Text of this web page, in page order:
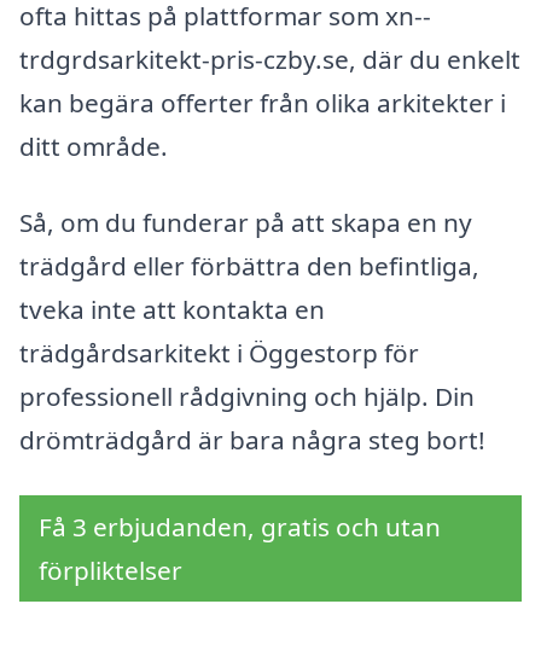
ofta hittas på plattformar som xn--
trdgrdsarkitekt-pris-czby.se, där du enkelt
kan begära offerter från olika arkitekter i
ditt område.
Så, om du funderar på att skapa en ny
trädgård eller förbättra den befintliga,
tveka inte att kontakta en
trädgårdsarkitekt i Öggestorp för
professionell rådgivning och hjälp. Din
drömträdgård är bara några steg bort!
Få 3 erbjudanden, gratis och utan
förpliktelser